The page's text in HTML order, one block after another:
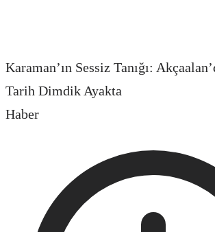
Karaman’ın Sessiz Tanığı:
Tarih Dimdik Ayakta
Haber